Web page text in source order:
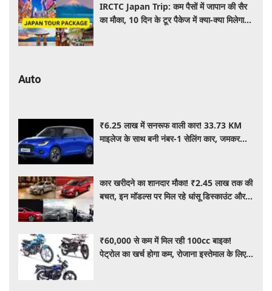
IRCTC Japan Trip: कम पैसों में जापान की सैर
का मौका, 10 दिन के टूर पैकेज में क्या-क्या मिलेगा?
Auto
₹6.25 लाख में सनरूफ वाली कार! 33.73 KM
माइलेज के साथ बनी नंबर-1 सेलिंग कार, जमकर
कार खरीदने का शानदार मौका! ₹2.45 लाख तक की
बचत, इन मॉडल्स पर मिल रहे धांसू डिस्काउंट और
₹60,000 से कम में मिल रही 100cc बाइक!
पेट्रोल का खर्च होगा कम, रोजाना इस्तेमाल के लिए है